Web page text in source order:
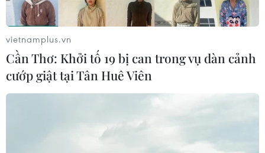
vietnamplus.vn
Cần Thơ: Khởi tố 19 bị can trong vụ dàn cảnh
cướp giật tại Tân Huê Viên